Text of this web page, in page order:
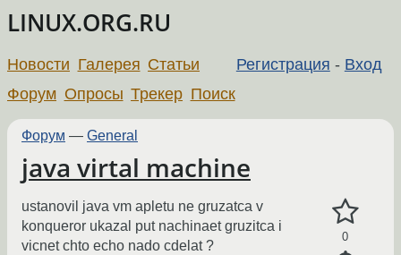
LINUX.ORG.RU
Регистрация - Вход
Новости Галерея Статьи
Форум Опросы Трекер Поиск
Форум — General
java virtal machine
0
ustanovil java vm apletu ne gruzatca v
konqueror ukazal put nachinaet gruzitca i
vicnet chto echo nado cdelat ?